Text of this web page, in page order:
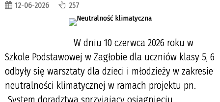
12-06-2026 257
W dniu 10 czerwca 2026 roku w
Szkole Podstawowej w Zagłobie dla uczniów klasy 5, 6
odbyły się warsztaty dla dzieci i młodzieży w zakresie
neutralności klimatycznej w ramach projektu pn.